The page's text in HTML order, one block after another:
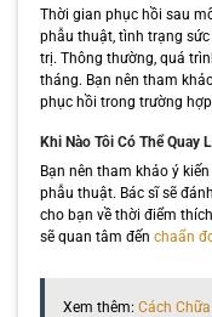
Thời gian phục hồi sau
phẫu thuật, tình trạng
trị. Thông thường, quá
tháng. Bạn nên tham
phục hồi trong trường
Khi Nào Tôi Có Thể Quay
Bạn nên tham khảo ý
phẫu thuật. Bác sĩ sẽ
cho bạn về thời điểm
sẽ quan tâm đến chaẩn
Xem thêm: Cách